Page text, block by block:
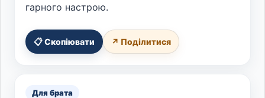
гарного настрою.
📋 Скопіювати ↗ Поділитися
Для брата